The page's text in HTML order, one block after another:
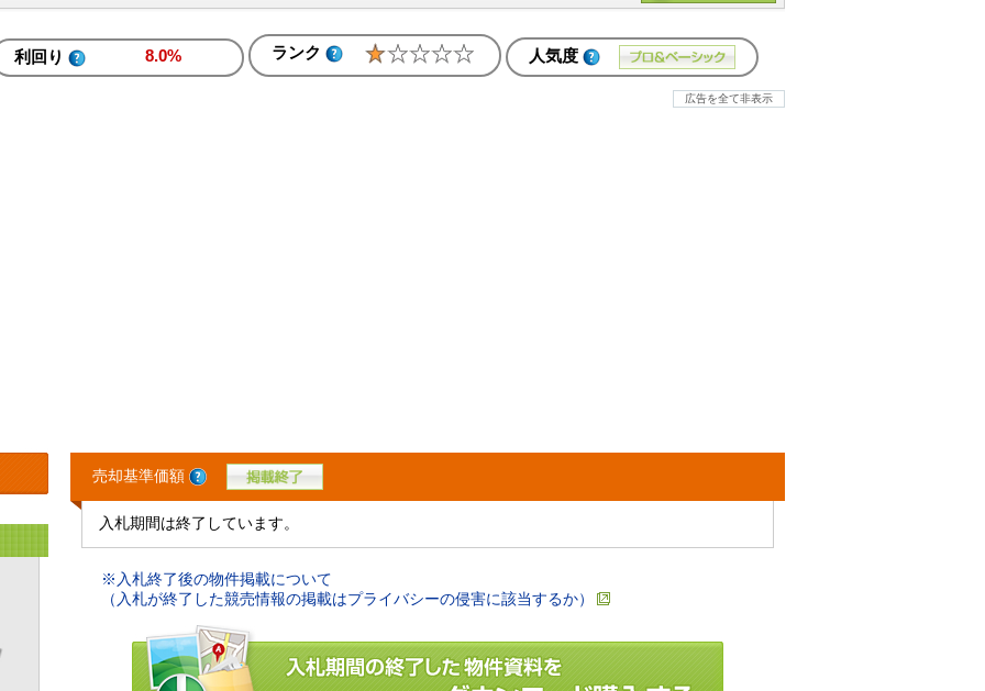
利回り 8.0% ランク 人気度
広告を全て非表示
売却基準価額
入札期間は終了しています。
※入札終了後の物件掲載について
（入札が終了した競売情報の掲載はプライバシーの侵害に該当するか）